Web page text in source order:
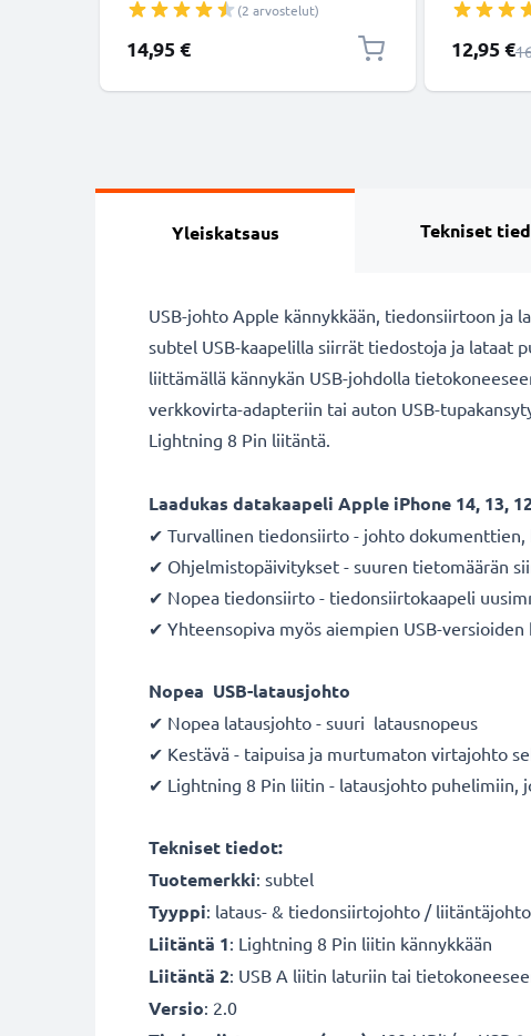
(2 arvostelut)
14,95 €
bluetooth-
Erikoishinta
12,95 €
Yleiskatsaus Tekniset
USB-johto Apple kännykkään, tiedonsiirtoon ja
subtel USB-kaapelilla siirrät tiedostoja ja lataat
liittämällä kännykän USB-johdolla
verkkovirta-adapteriin tai auton USB-
Lightning 8 Pin liitäntä.
Laadukas datakaapeli Apple iPhone 14, 13,
✔ Turvallinen tiedonsiirto - johto
✔ Ohjelmistopäivitykset - suuren tietomäärän
✔ Nopea tiedonsiirto - tiedonsiirtokaapeli
✔ Yhteensopiva myös aiempien USB-versioiden
Nopea USB-latausjohto
✔ Nopea latausjohto - suuri latausnopeus
✔ Kestävä - taipuisa ja murtumaton virtajohto
✔ Lightning 8 Pin liitin - latausjohto puhelimiin,
Tekniset tiedot:
Tuotemerkki: subtel
Tyyppi: lataus- & tiedonsiirtojohto / liitäntäjohto
Liitäntä 1: Lightning 8 Pin liitin kännykkään
Liitäntä 2: USB A liitin laturiin tai
Versio: 2.0